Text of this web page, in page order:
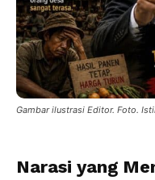
Gambar ilustrasi Editor. Foto.
Narasi yang